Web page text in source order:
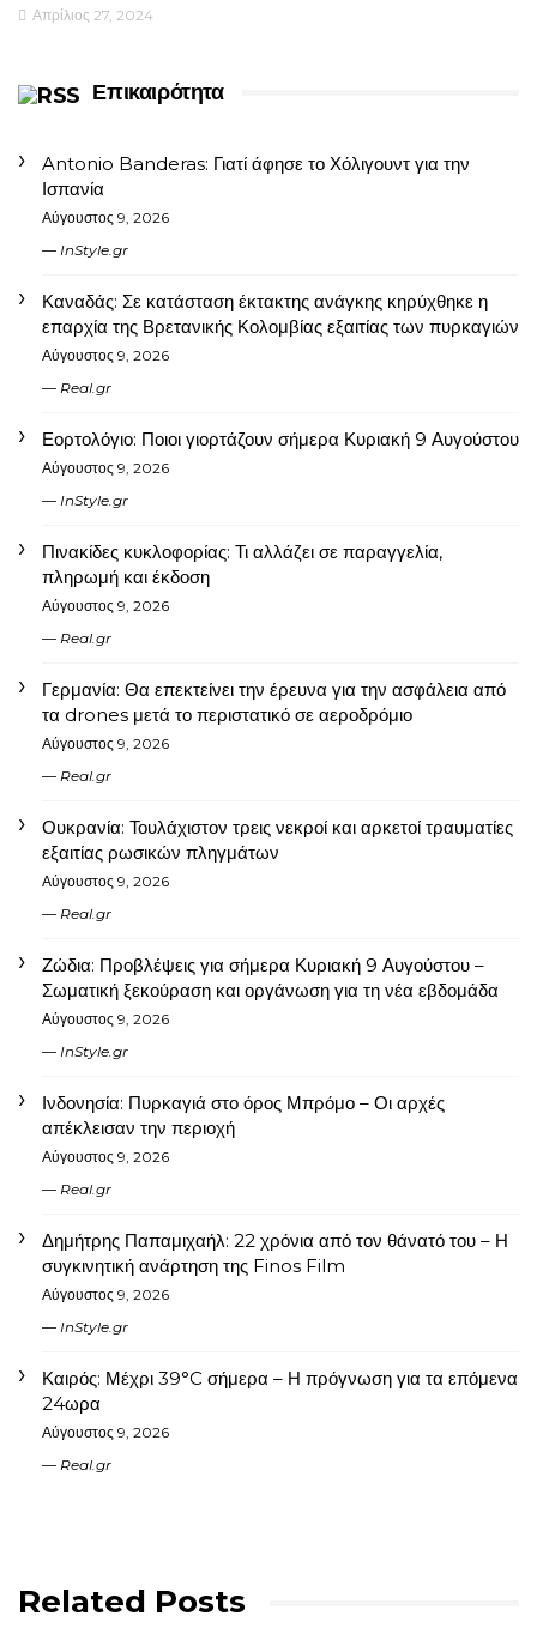
Απρίλιος 27, 2024
Επικαιρότητα
Antonio Banderas: Γιατί άφησε το Χόλιγουντ για την
Ισπανία
Αύγουστος 9, 2026
InStyle.gr
Καναδάς: Σε κατάσταση έκτακτης ανάγκης κηρύχθηκε η
επαρχία της Βρετανικής Κολομβίας εξαιτίας των πυρκαγιών
Αύγουστος 9, 2026
Real.gr
Εορτολόγιο: Ποιοι γιορτάζουν σήμερα Κυριακή 9 Αυγούστου
Αύγουστος 9, 2026
InStyle.gr
Πινακίδες κυκλοφορίας: Τι αλλάζει σε παραγγελία,
πληρωμή και έκδοση
Αύγουστος 9, 2026
Real.gr
Γερμανία: Θα επεκτείνει την έρευνα για την ασφάλεια από
τα drones μετά το περιστατικό σε αεροδρόμιο
Αύγουστος 9, 2026
Real.gr
Ουκρανία: Τουλάχιστον τρεις νεκροί και αρκετοί τραυματίες
εξαιτίας ρωσικών πληγμάτων
Αύγουστος 9, 2026
Real.gr
Ζώδια: Προβλέψεις για σήμερα Κυριακή 9 Αυγούστου –
Σωματική ξεκούραση και οργάνωση για τη νέα εβδομάδα
Αύγουστος 9, 2026
InStyle.gr
Ινδονησία: Πυρκαγιά στο όρος Μπρόμο – Οι αρχές
απέκλεισαν την περιοχή
Αύγουστος 9, 2026
Real.gr
Δημήτρης Παπαμιχαήλ: 22 χρόνια από τον θάνατό του – Η
συγκινητική ανάρτηση της Finos Film
Αύγουστος 9, 2026
InStyle.gr
Καιρός: Μέχρι 39°C σήμερα – Η πρόγνωση για τα επόμενα
24ωρα
Αύγουστος 9, 2026
Real.gr
Related Posts